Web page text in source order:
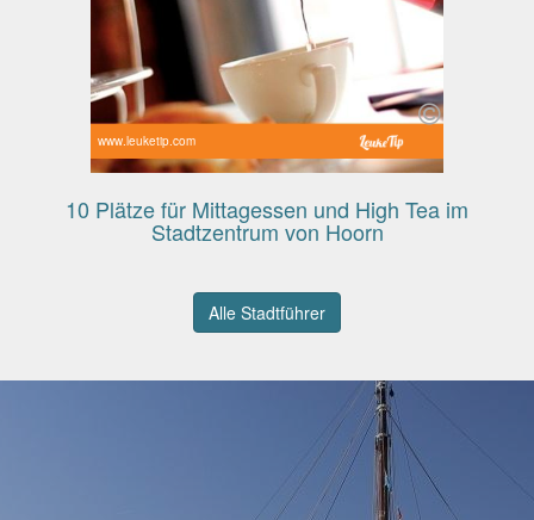
www.leuketip.com
10 Plätze für Mittagessen und High Tea im
Stadtzentrum von Hoorn
Alle Stadtführer